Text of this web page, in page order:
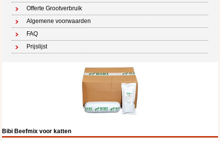
Offerte Grootverbruik
Algemene voorwaarden
FAQ
Prijslijst
Bibi Beefmix voor katten